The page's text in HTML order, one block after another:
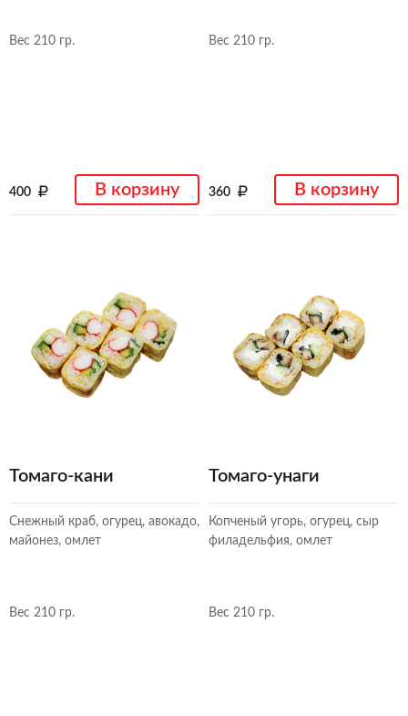
Вес 210 гр.
400 В корзину
Вес 210 гр.
360 В корзину
Томаго-кани
Снежный краб, огурец, авокадо,
майонез, омлет
Вес 210 гр.
Томаго-унаги
Копченый угорь, огурец, сыр
филадельфия, омлет
Вес 210 гр.